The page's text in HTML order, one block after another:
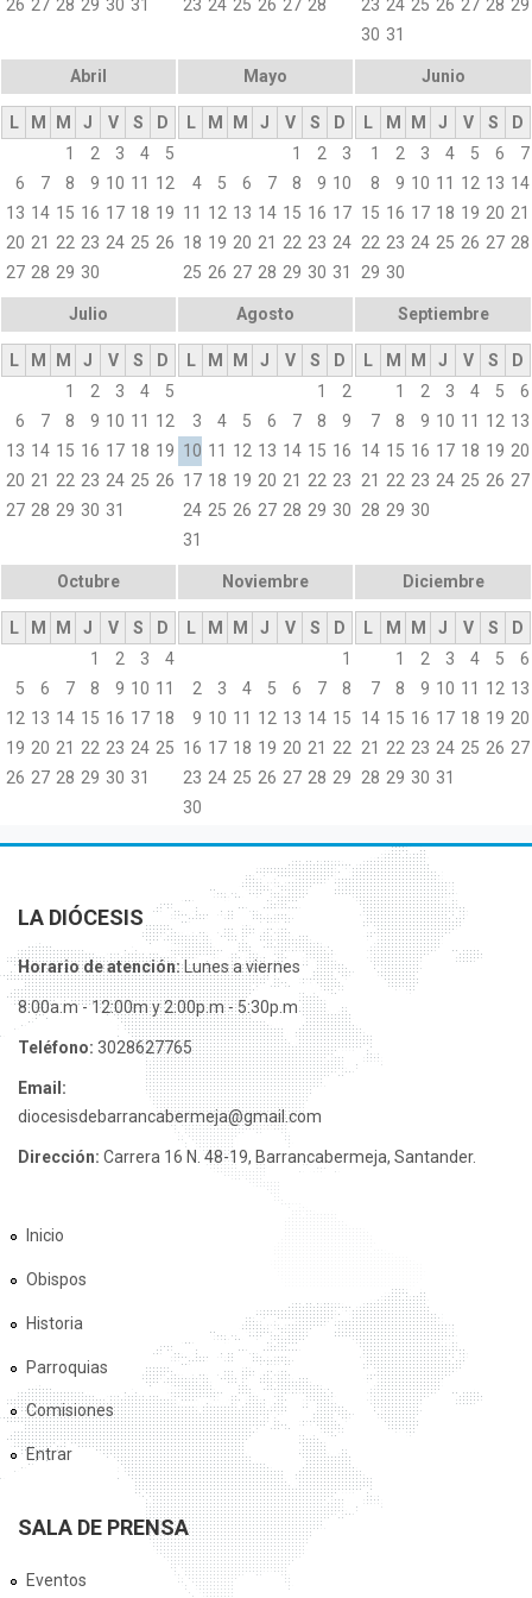
26 27 28 29 30 31
23 24 25 26 27 28
23 24 25 26 27 28 29
30 31
Abril
L M M J V S
D
1
2 3 4
5
6
7 8 9 10 11
12
13 14 15 16 17 18 19
20 21 22 23 24 25 26
27 28 29 30
Mayo
L M M J V S
D
1
2
3
4
5 6 7 8 9 10
11
12 13 14 15 16 17
18 19 20 21 22 23 24
25 26 27 28 29 30 31
Junio
L M M J V S
D
1
2 3 4 5 6
7
8
9 10 11 12 13 14
15 16 17 18 19 20 21
22 23 24 25 26 27 28
29 30
Julio
L M M J V S
D
1
2 3 4
5
6
7 8 9 10 11
12
13 14 15 16 17 18 19
20 21 22 23 24 25 26
27 28 29 30 31
Agosto
L M M J V S
D
1
2
3
4 5 6 7 8
9
10 11 12 13 14 15 16
17 18 19 20 21 22 23
24 25 26 27 28 29 30
31
Septiembre
L M M J V S
D
1
2 3 4 5
6
7
8 9 10 11 12 13
14 15 16 17 18 19 20
21
22 23 24 25 26 27
28 29 30
Octubre
L M M J V S
D
1
2 3
4
5
6 7 8 9 10 11
12 13 14 15 16 17 18
19 20 21 22 23 24 25
26 27 28 29 30 31
Noviembre
L M M J V S
D
1
2
3 4 5 6 7
8
9 10 11 12 13 14 15
16 17 18 19 20 21
22
23 24 25 26 27 28 29
30
Diciembre
L M M J V S
D
1
2 3 4 5
6
7
8 9 10 11 12 13
14 15 16 17 18 19 20
21
22 23 24 25 26 27
28 29 30 31
LA DIÓCESIS
Horario de atención:Lunes a viernes
8:00a.m - 12:00m y 2:00p.m - 5:30p.m
Teléfono: 3028627765
Email:
diocesisdebarrancabermeja@gmail.com
Dirección: Carrera 16 N. 48-19, Barrancabermeja, Santander.
Inicio
Obispos
Historia
Parroquias
Comisiones
Entrar
SALA DE PRENSA
Eventos